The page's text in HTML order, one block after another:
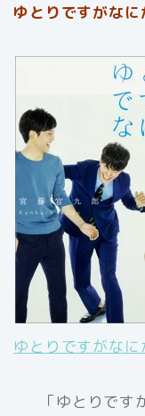
ゆとりですがな
ゆとりですがな
「ゆとりで